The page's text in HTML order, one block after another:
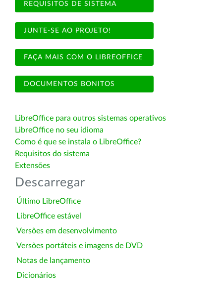
REQUISITOS DE SISTEMA
JUNTE-SE AO PROJETO!
FAÇA MAIS COM O LIBREOFFICE
DOCUMENTOS BONITOS
LibreOffice para outros sistemas operativos
LibreOffice no seu idioma
Como é que se instala o LibreOffice?
Requisitos do sistema
Extensões
Descarregar
Último LibreOffice
LibreOffice estável
Versões em desenvolvimento
Versões portáteis e imagens de DVD
Notas de lançamento
Dicionários